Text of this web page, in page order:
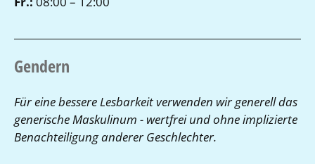
Gendern
Für eine bessere Lesbarkeit verwenden wir generell das
generische Maskulinum - wertfrei und ohne implizierte
Benachteiligung anderer Geschlechter.